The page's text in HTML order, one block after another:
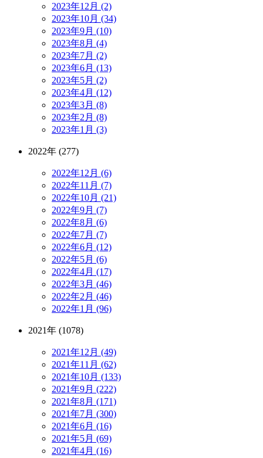
2023年12月 (2)
2023年10月 (34)
2023年9月 (10)
2023年8月 (4)
2023年7月 (2)
2023年6月 (13)
2023年5月 (2)
2023年4月 (12)
2023年3月 (8)
2023年2月 (8)
2023年1月 (3)
2022年 (277)
2022年12月 (6)
2022年11月 (7)
2022年10月 (21)
2022年9月 (7)
2022年8月 (6)
2022年7月 (7)
2022年6月 (12)
2022年5月 (6)
2022年4月 (17)
2022年3月 (46)
2022年2月 (46)
2022年1月 (96)
2021年 (1078)
2021年12月 (49)
2021年11月 (62)
2021年10月 (133)
2021年9月 (222)
2021年8月 (171)
2021年7月 (300)
2021年6月 (16)
2021年5月 (69)
2021年4月 (16)